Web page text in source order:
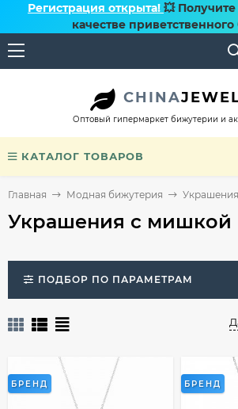
Регистрация открыта! 💥
качестве приветственного
CHINA
Оптовый гипермаркет бижутерии и
КАТАЛОГ ТОВАРОВ
Главная Модная бижутерия
Украшения с мишкой
ПОДБОР ПО ПАРАМЕТРАМ
БРЕНД БРЕНД